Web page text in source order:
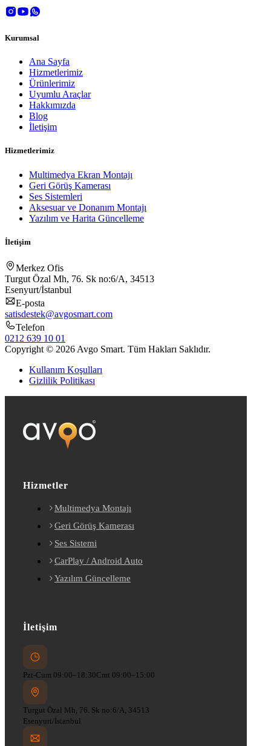
Kurumsal
Ana Sayfa
Hizmetlerimiz
Ürünlerimiz
Uyumlu Araçlar
Hakkımızda
Blog
İletişim
Hizmetlerimiz
Multimedya Ekran Montajı
Geri Görüş Kamerası
Ses Sistemleri
Aksesuar ve Donanım Montajı
Yazılım ve Harita Güncelleme
İletişim
Merkez Ofis
Turgut Özal Mh, 76. Sk no:6/A, 34513
Esenyurt/İstanbul
E-posta
satisdestek@avgosmart.com
Telefon
0212 639 10 01
Copyright © 2026 Avgo Smart. Tüm Hakları Saklıdır.
Kullanım Koşulları
Gizlilik Politikası
Hizmetler
Multimedya Montajı
Geri Görüş Kamerası
Ses Sistemi
CarPlay / Android Auto
Yazılım Güncelleme
İletişim
Pzt-Cum 09:00–18:30Cmt 09:00–15:00
Turgut Özal Mh, 76. Sk no:6/A, 34513
Esenyurt/İstanbul